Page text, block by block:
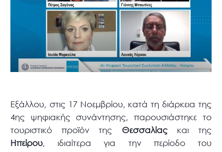
Εξάλλου, στις 17 Νοεμβρίου, κατά τη διάρκεια της
4ης ψηφιακής συνάντησης, παρουσιάστηκε το
τουριστικό προϊόν της Θεσσαλίας και της
Ηπείρου, ιδιαίτερα για την περίοδο του